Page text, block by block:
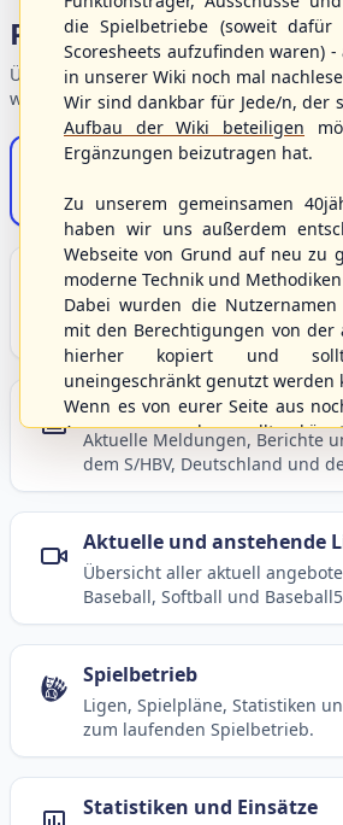
Portalbereiche
Übersicht der Verbandsbereiche –
weiterführende Informationen.
S/HBV-Shop
Der Onlineshop des S/HBV
Unser Sport
Grundlagen und Hintergründe
und Baseball5.
Berichte und Neuigkeiten
Aktuelle Meldungen, Berichte
dem S/HBV, Deutschland und
Aktuelle und anstehende
Übersicht aller aktuell
Baseball, Softball und
Spielbetrieb
Ligen, Spielpläne, Statistiken
zum laufenden Spielbetrieb.
Statistiken und Einsätze
die Spielbetriebe (soweit dafür
Scoresheets aufzufinden waren)
in unserer Wiki noch mal
Wir sind dankbar für Jede/n, der
Aufbau der Wiki beteiligen
Ergänzungen beizutragen hat.
Zu unserem gemeinsamen
haben wir uns außerdem
Webseite von Grund auf neu zu
moderne Technik und
Dabei wurden die
mit den Berechtigungen von der
hierher kopiert und
uneingeschränkt genutzt werden
Wenn es von eurer Seite aus
Anregungen geben sollte,
gerne an die Verbandsadresse